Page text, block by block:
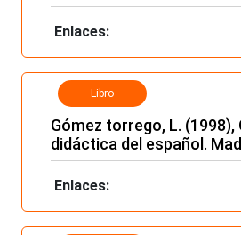
Enlaces:
Libro
Gómez torrego, L. (1998),
didáctica del español.
Enlaces: